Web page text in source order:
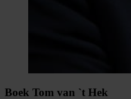
Boek Tom van `t Hek